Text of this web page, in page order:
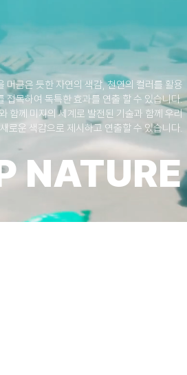
머금은 듯한 자연의 색감, 천연의 컬러를 활용
접목하여 독특한 효과를 연출 할 수 있습니다.
함께 미지의 세계로 발전된 기술과 함께 우리
로운 색감으로 제시하고 연출할 수 있습니다.
NATURE